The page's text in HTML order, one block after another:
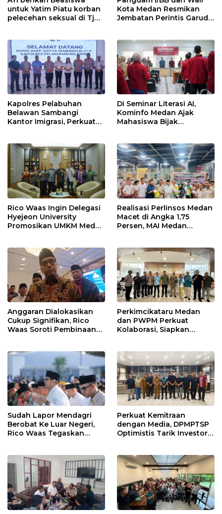
untuk Yatim Piatu korban
pelecehan seksual di Tj
Kota Medan Resmikan
Jembatan Perintis Garuda,
Maimun
Kapolres Pelabuhan
Belawan Sambangi
Kantor Imigrasi, Perkuat
Di Seminar Literasi AI,
Kominfo Medan Ajak
Mahasiswa Bijak
Rico Waas Ingin Delegasi
Hyejeon University
Promosikan UMKM Medan
Realisasi Perlinsos Medan
Macet di Angka 1,75
Persen, MAI Medan
Pemko
Anggaran Dialokasikan
Cukup Signifikan, Rico
Waas Soroti Pembinaan
Harian
Perkimcikataru Medan
dan PWPM Perkuat
Kolaborasi, Siapkan
Sudah Lapor Mendagri
Berobat Ke Luar Negeri,
Rico Waas Tegaskan
Perkuat Kemitraan
dengan Media, DPMPTSP
Optimistis Tarik Investor